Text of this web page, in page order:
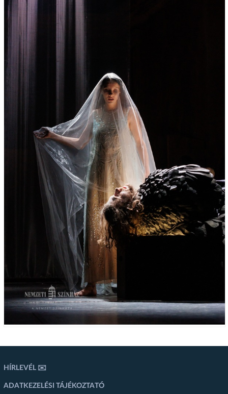
HÍRLEVÉL ✉️
ADATKEZELÉSI TÁJÉKOZTATÓ